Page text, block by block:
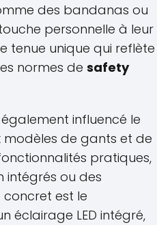
des bandanas ou
personnelle à leur
tenue unique qui reflète
normes de safety
influencé le
modèles de gants et de
pratiques,
intégrés ou des
concret est le
éclairage LED intégré,